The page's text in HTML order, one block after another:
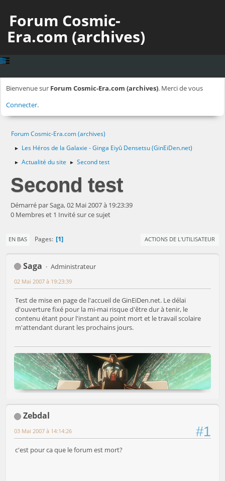
Forum Cosmic-
Era.com (archives)
Bienvenue sur Forum Cosmic-Era.com (archives). Merci de vous
Connecter.
Forum Cosmic-Era.com (archives)
► Les Héros de la Galaxie - Ginga Eiyû Densetsu (GinEiDen.net)
► Actualité du site ► Second test
Second test
Démarré par Saga, 02 Mai 2007 à 19:23:39
0 Membres et 1 Invité sur ce sujet
EN BAS Pages 1 ACTIONS DE L'UTILISATEUR
Saga Administrateur
02 Mai 2007 à 19:23:39
Test de mise en page de l'accueil de GinEiDen.net. Le délai
d'ouverture fixé pour la mi-mai risque d'être dur à tenir, le
contenu étant pour l'instant au point mort et le travail scolaire
m'attendant durant les prochains jours.
Zebdal
#1
03 Mai 2007 à 14:14:26
c'est pour ca que le forum est mort?